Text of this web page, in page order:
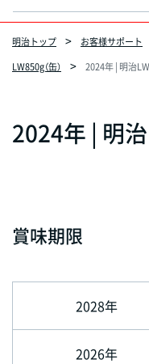
明治トップ お客様サポート
LW850g（缶）
2024年 | 明治
2024年 | 明治
賞味期限
2028年
2026年